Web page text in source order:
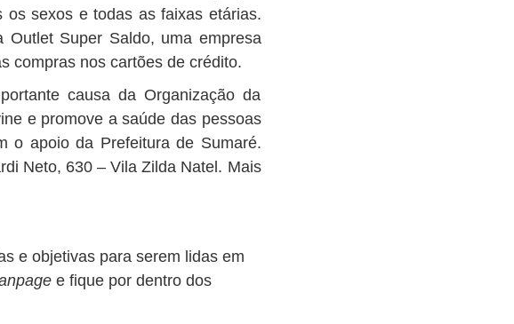
os sexos e todas as faixas etárias.
Super Saldo, uma empresa
compras nos cartões de crédito.
causa da Organização da
e promove a saúde das pessoas
o apoio da Prefeitura de Sumaré.
Neto, 630 – Vila Zilda Natel. Mais
e objetivas para serem lidas em
e fique por dentro dos